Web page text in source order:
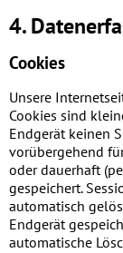
4.
Cookies
Unsere
Cookies sind
Endgerät keinen
vorübergehend
oder dauerhaft
gespeichert.
automatisch
Endgerät
automatische